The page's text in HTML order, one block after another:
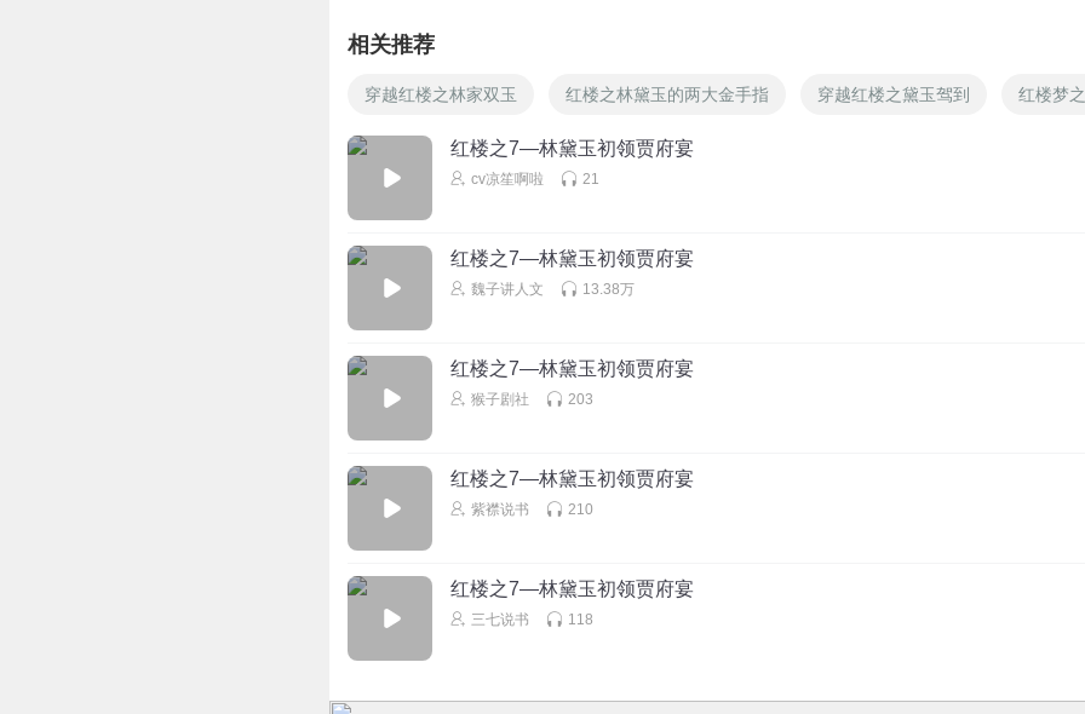
相关推荐
穿越红楼之林家双玉 红楼之林黛玉的两大金手指 穿越红楼之黛玉驾到 红楼梦
红楼之7—林黛玉初领贾府宴
cv凉笙啊啦 21
红楼之7—林黛玉初领贾府宴
魏子讲人文 13.38万
红楼之7—林黛玉初领贾府宴
猴子剧社 203
红楼之7—林黛玉初领贾府宴
紫襟说书 210
红楼之7—林黛玉初领贾府宴
三七说书 118